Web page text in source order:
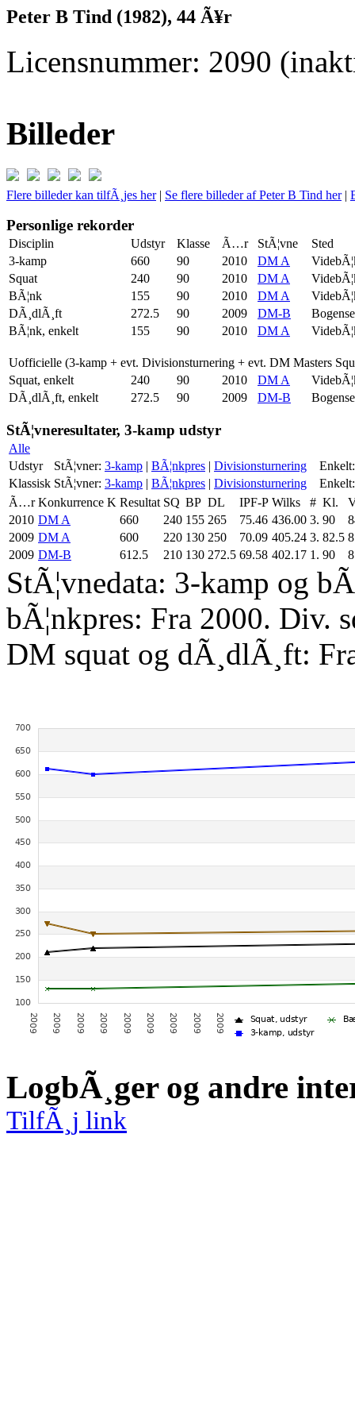
Peter B Tind (1982), 44 Ã¥r
Licensnummer: 2090
Billeder
Flere billeder kan tilfÃ¸jes her| Se flere billeder af Peter B Tind her|
Personlige rekorder
Disciplin Udstyr Klasse Ã…r StÃ¦vne
Sted
3-kamp
660 90 2010 DM A
Squat
240 90 2010 DM A
BÃ¦nk
155 90 2010 DM A
DÃ¸dlÃ¸ft
272.5 90 2009 DM-B
Bogense
BÃ¦nk, enkelt
155 90 2010 DM A
Uofficielle (3-kamp + evt. Divisionsturnering + evt. DM Masters
Squat, enkelt
240 90 2010 DM A
DÃ¸dlÃ¸ft, enkelt
272.5 90 2009 DM-B Bogense
StÃ¦vneresultater, 3-kamp udstyr
Alle
Udstyr
StÃ¦vner: 3-kamp | BÃ¦nkpres | Divisionsturnering
Enkelt:
Klassisk StÃ¦vner: 3-kamp | BÃ¦nkpres | Divisionsturnering
Enkelt:
Ã…r Konkurrence K Resultat SQ BP DL IPF-P Wilks # Kl.
2010 DM A 660 240 155 265 75.46 436.00 3. 90
2009 DM A 600 220 130 250 70.09 405.24 3. 82.5
2009 DM-B 612.5 210 130 272.5 69.58 402.17 1. 90
StÃ¦vnedata: 3-kamp og
bÃ¦nkpres: Fra 2000. Div.
DM squat og dÃ¸dlÃ¸ft:
LogbÃ¸ger og andre
TilfÃ¸j link